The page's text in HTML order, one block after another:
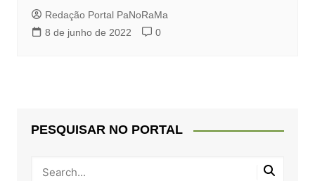
Redação Portal PaNoRaMa
8 de junho de 2022
0
PESQUISAR NO PORTAL